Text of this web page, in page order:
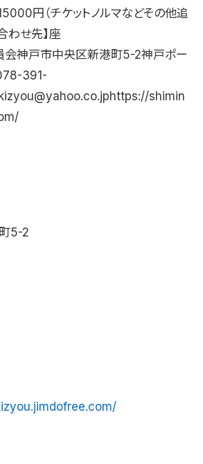
円（チケットノルマなどその他追
わせ先】座
会神戸市中央区新港町5-2神戸ポー
391-
shimin
5-2